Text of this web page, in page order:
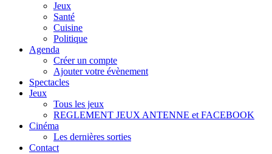
Jeux
Santé
Cuisine
Politique
Agenda
Créer un compte
Ajouter votre évènement
Spectacles
Jeux
Tous les jeux
REGLEMENT JEUX ANTENNE et FACEBOOK
Cinéma
Les dernières sorties
Contact